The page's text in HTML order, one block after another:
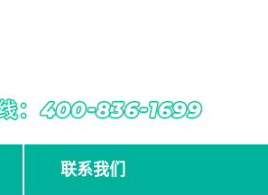
联系我们